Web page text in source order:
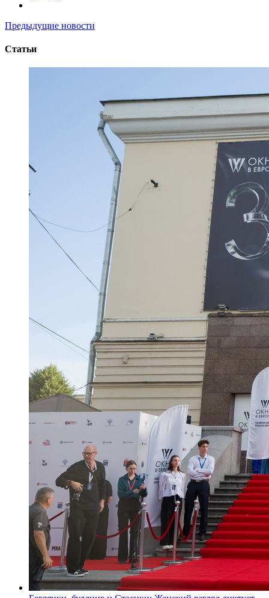
Предыдущие новости
Статьи